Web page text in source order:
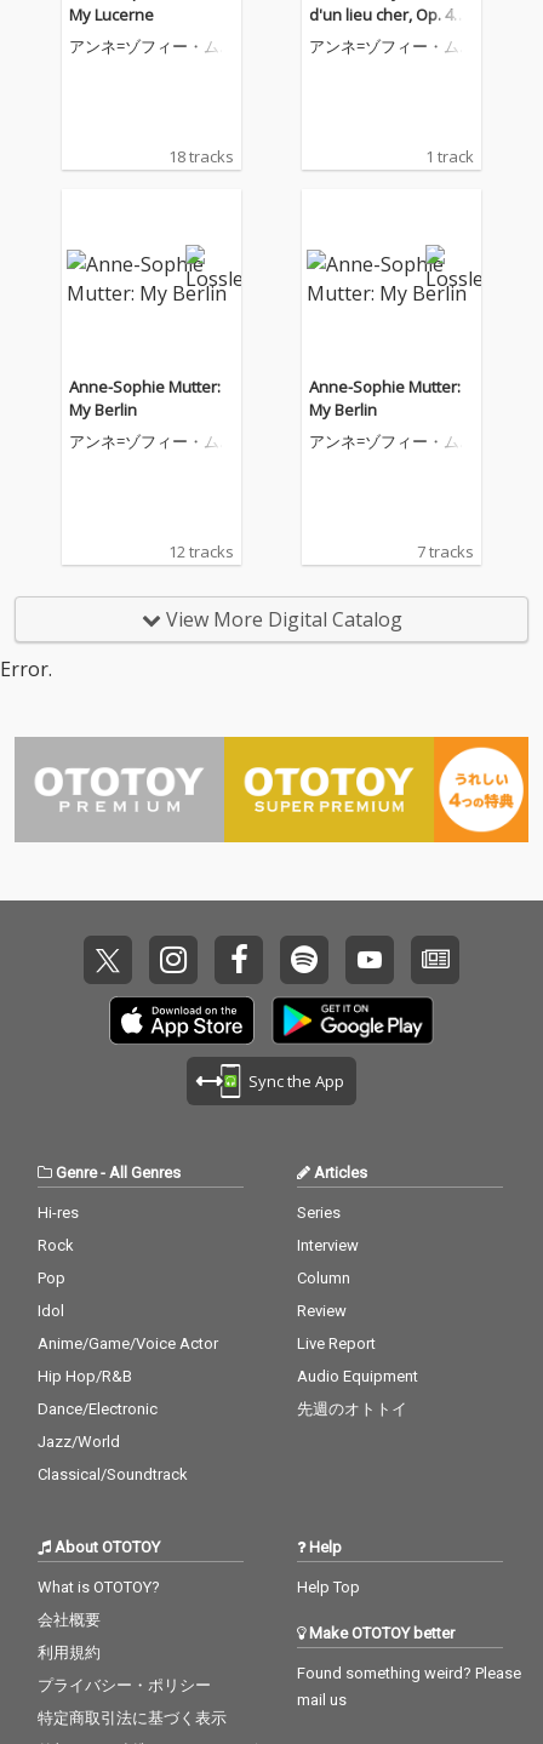
My Lucerne
アンネ=ゾフィー・ム
18 tracks
d'un lieu cher, Op. 42: I
II. Mélodie (Arr. Heifetz
for Violin & Piano)
アンネ=ゾフィー・ム
1 track
Anne-Sophie Mutter:
My Berlin
アンネ=ゾフィー・ム
12 tracks
Anne-Sophie Mutter:
My Berlin
アンネ=ゾフィー・ム
7 tracks
View More Digital Catalog
Error.
Sync the App
Genre- All Genres
Hi-res
Rock
Pop
Idol
Anime/Game/Voice Actor
Hip Hop/R&B
Dance/Electronic
Jazz/World
Classical/Soundtrack
Articles
Series
Interview
Column
Review
Live Report
Audio Equipment
先週のオトトイ
About OTOTOY
What is OTOTOY?
会社概要
利用規約
プライバシー・ポリシー
特定商取引法に基づく表示
Help
Help Top
Make OTOTOY better
Found something weird? Please
mail us